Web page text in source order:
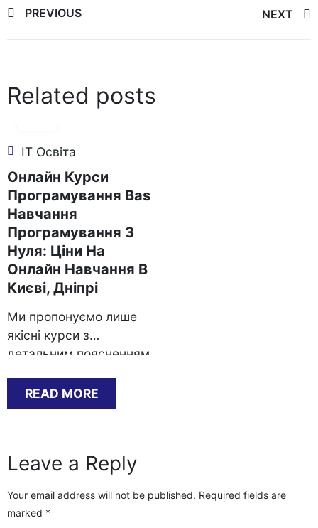
Post
PREVIOUS NEXT
Related posts
06
IT Освіта
Онлайн Курси
Програмування Bas
Навчання
Програмування З
Нуля: Ціни На
Онлайн Навчання В
Києві, Дніпрі
Ми пропонуємо лише
якісні курси з
детальним поясненням,
інструкторами та
можливістю отримання
IT-фахівцем необхідно
знання вищої
математики. Це
READ MORE
Leave a Reply
Your email address will not be published. Required fields are
marked *